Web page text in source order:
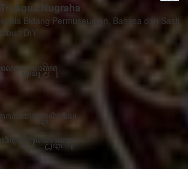
Permuseuman, Bahasa dan Sastra